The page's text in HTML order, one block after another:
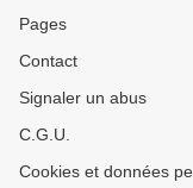
Pages
Contact
Signaler un abus
C.G.U.
Cookies et données